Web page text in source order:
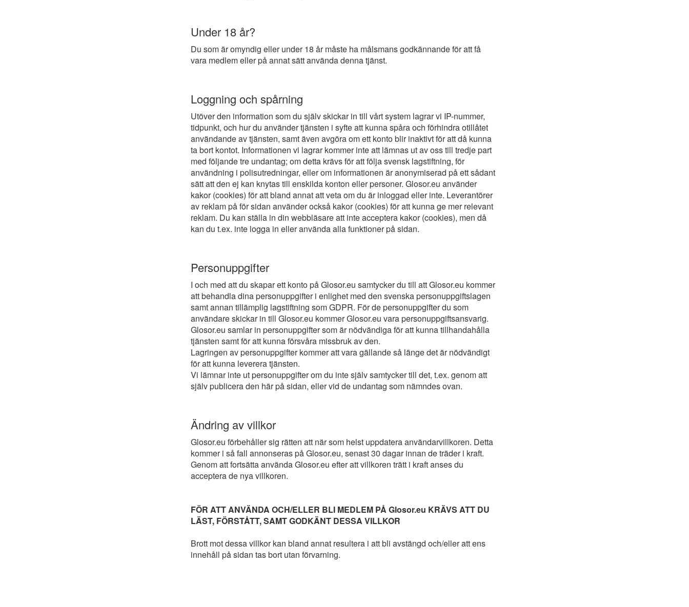
Under 18 år?
Du som är omyndig eller under 18 år måste ha målsmans godkännande för att få
vara medlem eller på annat sätt använda denna tjänst.
Loggning och spårning
Utöver den information som du själv skickar in till vårt system lagrar vi IP-nummer,
tidpunkt, och hur du använder tjänsten i syfte att kunna spåra och förhindra otillåtet
användande av tjänsten, samt även avgöra om ett konto blir inaktivt för att då kunna
ta bort kontot. Informationen vi lagrar kommer inte att lämnas ut av oss till tredje part
med följande tre undantag; om detta krävs för att följa svensk lagstiftning, för
användning i polisutredningar, eller om informationen är anonymiserad på ett sådant
sätt att den ej kan knytas till enskilda konton eller personer. Glosor.eu använder
kakor (cookies) för att bland annat att veta om du är inloggad eller inte. Leverantörer
av reklam på för sidan använder också kakor (cookies) för att kunna ge mer relevant
reklam. Du kan ställa in din webbläsare att inte acceptera kakor (cookies), men då
kan du t.ex. inte logga in eller använda alla funktioner på sidan.
Personuppgifter
I och med att du skapar ett konto på Glosor.eu samtycker du till att Glosor.eu kommer
att behandla dina personuppgifter i enlighet med den svenska personuppgiftslagen
samt annan tillämplig lagstiftning som GDPR. För de personuppgifter du som
användare skickar in till Glosor.eu kommer Glosor.eu vara personuppgiftsansvarig.
Glosor.eu samlar in personuppgifter som är nödvändiga för att kunna tillhandahålla
tjänsten samt för att kunna försvåra missbruk av den.
Lagringen av personuppgifter kommer att vara gällande så länge det är nödvändigt
för att kunna leverera tjänsten.
Vi lämnar inte ut personuppgifter om du inte själv samtycker till det, t.ex. genom att
själv publicera den här på sidan, eller vid de undantag som nämndes ovan.
Ändring av villkor
Glosor.eu förbehåller sig rätten att när som helst uppdatera användarvillkoren. Detta
kommer i så fall annonseras på Glosor.eu, senast 30 dagar innan de träder i kraft.
Genom att fortsätta använda Glosor.eu efter att villkoren trätt i kraft anses du
acceptera de nya villkoren.
FÖR ATT ANVÄNDA OCH/ELLER BLI MEDLEM PÅ Glosor.eu KRÄVS ATT DU
LÄST, FÖRSTÅTT, SAMT GODKÄNT DESSA VILLKOR
Brott mot dessa villkor kan bland annat resultera i att bli avstängd och/eller att ens
innehåll på sidan tas bort utan förvarning.